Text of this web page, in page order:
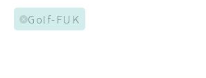
Golf-FUK